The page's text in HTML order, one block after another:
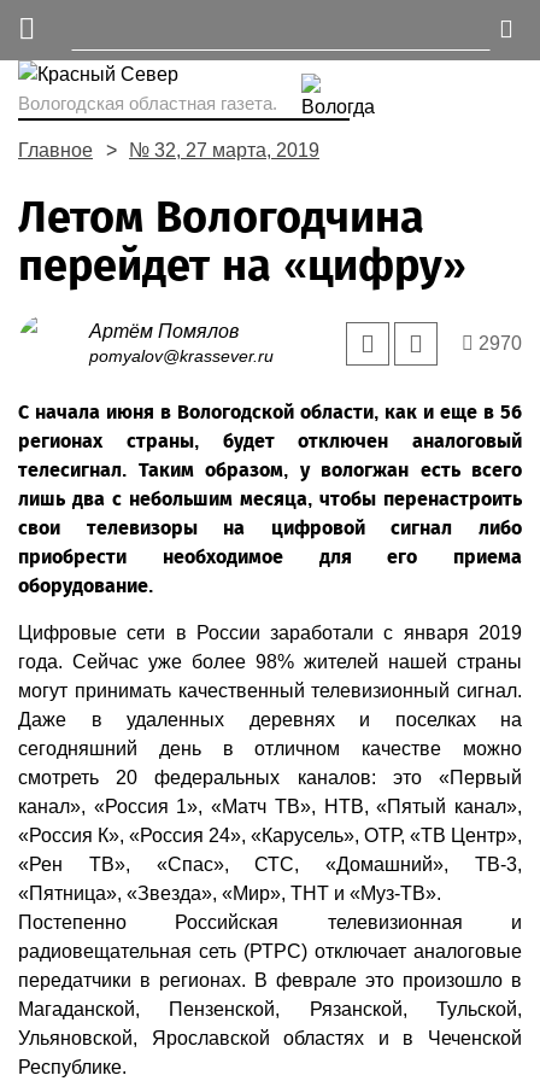
Вологодская областная газета.
Главное № 32, 27 марта, 2019
Летом Вологодчина
перейдет на «цифру»
Артём Помялов
pomyalov@krassever.ru
2970
С начала июня в Вологодской области, как и еще в 56
регионах страны, будет отключен аналоговый
телесигнал. Таким образом, у вологжан есть всего
лишь два с небольшим месяца, чтобы перенастроить
свои телевизоры на цифровой сигнал либо
приобрести необходимое для его приема
оборудование.
Цифровые сети в России заработали с января 2019
года. Сейчас уже более 98% жителей нашей страны
могут принимать качественный телевизионный сигнал.
Даже в удаленных деревнях и поселках на
сегодняшний день в отличном качестве можно
смотреть 20 федеральных каналов: это «Первый
канал», «Россия 1», «Матч ТВ», НТВ, «Пятый канал»,
«Россия К», «Россия 24», «Карусель», ОТР, «ТВ Центр»,
«Рен ТВ», «Спас», СТС, «Домашний», ТВ-3,
«Пятница», «Звезда», «Мир», ТНТ и «Муз-ТВ».
Постепенно Российская телевизионная и
радиовещательная сеть (РТРС) отключает аналоговые
передатчики в регионах. В феврале это произошло в
Магаданской, Пензенской, Рязанской, Тульской,
Ульяновской, Ярославской областях и в Чеченской
Республике.